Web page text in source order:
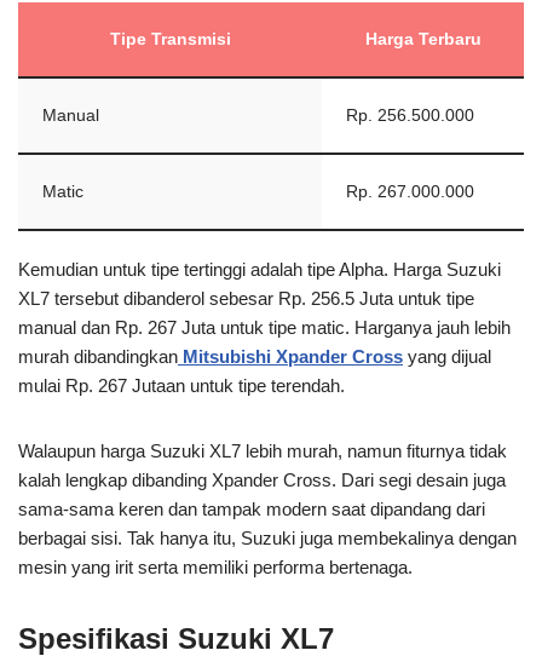
Tipe Transmisi Harga Terbaru
Manual Rp. 256.500.000
Matic Rp. 267.000.000
Kemudian untuk tipe tertinggi adalah tipe Alpha. Harga Suzuki
XL7 tersebut dibanderol sebesar Rp. 256.5 Juta untuk tipe
manual dan Rp. 267 Juta untuk tipe matic. Harganya jauh lebih
murah dibandingkan Mitsubishi Xpander Cross yang dijual
mulai Rp. 267 Jutaan untuk tipe terendah.
Walaupun harga Suzuki XL7 lebih murah, namun fiturnya tidak
kalah lengkap dibanding Xpander Cross. Dari segi desain juga
sama-sama keren dan tampak modern saat dipandang dari
berbagai sisi. Tak hanya itu, Suzuki juga membekalinya dengan
mesin yang irit serta memiliki performa bertenaga.
Spesifikasi Suzuki XL7